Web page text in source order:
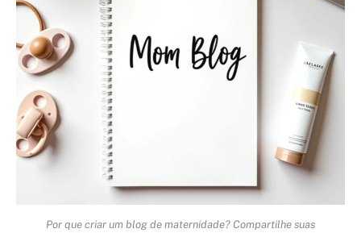
Por que criar um blog de maternidade? Compartilhe suas